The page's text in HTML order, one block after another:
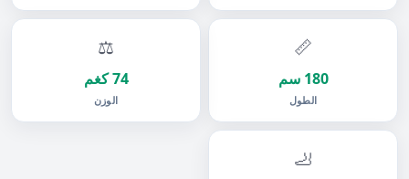
📏
180 سم
الطول
⚖️
74 كغم
الوزن
🦶